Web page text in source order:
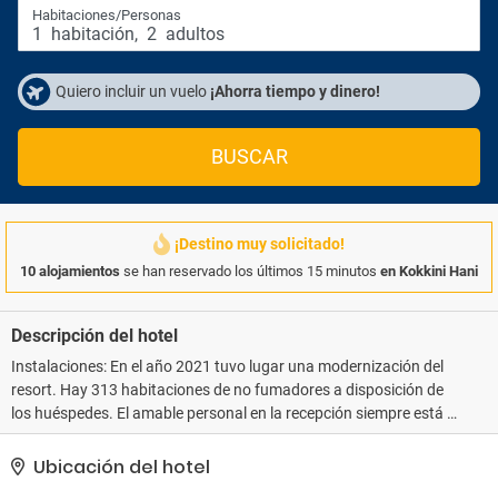
Habitaciones/Personas
1 habitación, 2 adultos
Quiero incluir un vuelo ¡Ahorra tiempo y dinero!
BUSCAR
¡Destino muy solicitado!
10 alojamientos se han reservado los últimos 15 minutos en Kokkini Hani
Descripción del hotel
Instalaciones: En el año 2021 tuvo lugar una modernización del
resort. Hay 313 habitaciones de no fumadores a disposición de
los huéspedes. El amable personal en la recepción siempre está a
disposición de los huéspedes. En las instalaciones se ofrecen los
siguientes servicios: consigna para equipaje y cajero automático.
Ubicación del hotel